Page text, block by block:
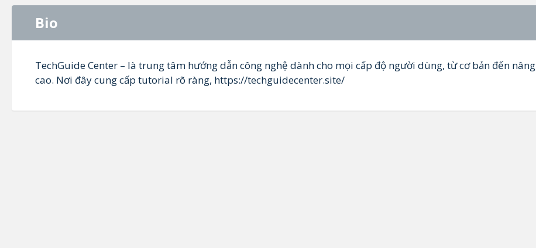
Bio
TechGuide Center – là trung tâm hướng dẫn công nghệ dành cho mọi cấp độ người dùng, từ cơ bản đến nâng
cao. Nơi đây cung cấp tutorial rõ ràng, https://techguidecenter.site/